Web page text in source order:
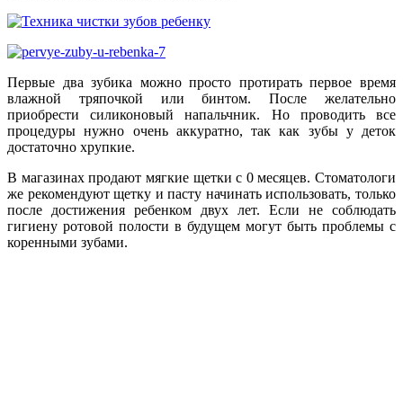
Первые два зубика можно просто протирать первое время
влажной тряпочкой или бинтом. После желательно
приобрести силиконовый напальчник. Но проводить все
процедуры нужно очень аккуратно, так как зубы у деток
достаточно хрупкие.
В магазинах продают мягкие щетки с 0 месяцев. Стоматологи
же рекомендуют щетку и пасту начинать использовать, только
после достижения ребенком двух лет. Если не соблюдать
гигиену ротовой полости в будущем могут быть проблемы с
коренными зубами.